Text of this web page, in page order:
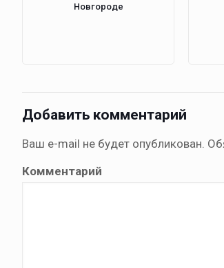
Новгороде
Добавить комментарий
Ваш e-mail не будет опубликован.
Комментарий